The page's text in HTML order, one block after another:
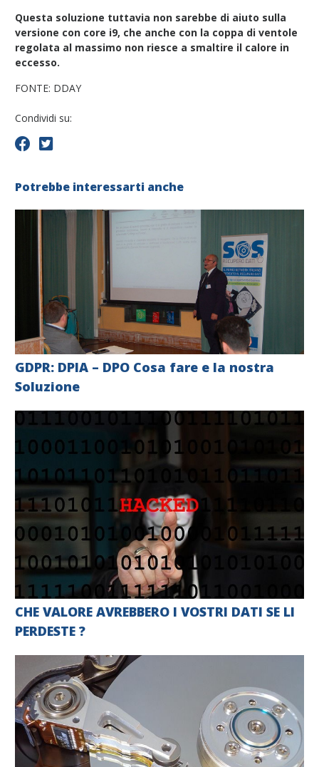
Questa soluzione tuttavia non sarebbe di aiuto sulla
versione con core i9, che anche con la coppa di ventole
regolata al massimo non riesce a smaltire il calore in
eccesso.
FONTE: DDAY
Condividi su:
Potrebbe interessarti anche
GDPR: DPIA – DPO Cosa fare e la nostra
Soluzione
CHE VALORE AVREBBERO I VOSTRI DATI SE LI
PERDESTE ?